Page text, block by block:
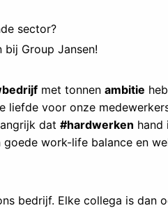
sector?
Group Jansen!
met tonnen ambitie
voor onze
dat #hardwerken hand
work-life balance en
bedrijf. Elke collega is dan